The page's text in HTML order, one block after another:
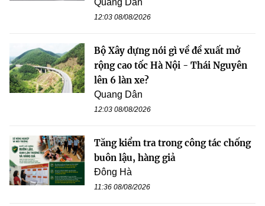
12:03 08/08/2026
Bộ Xây dựng nói gì về đề xuất mở
rộng cao tốc Hà Nội - Thái Nguyên
lên 6 làn xe?
Quang Dân
12:03 08/08/2026
Tăng kiểm tra trong công tác chống
buôn lậu, hàng giả
Đông Hà
11:36 08/08/2026